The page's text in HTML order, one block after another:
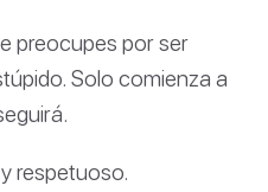
preocupes por ser
Solo comienza a
respetuoso.